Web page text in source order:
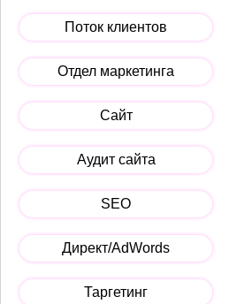
Поток клиентов
Отдел маркетинга
Сайт
Аудит сайта
SEO
Директ/AdWords
Таргетинг